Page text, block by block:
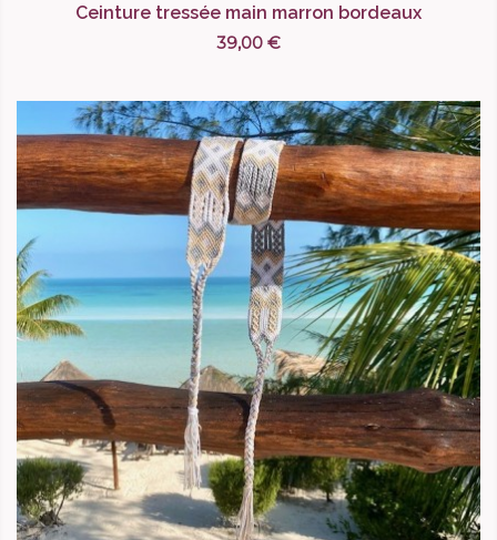
Ceinture tressée main marron bordeaux
39,00 €